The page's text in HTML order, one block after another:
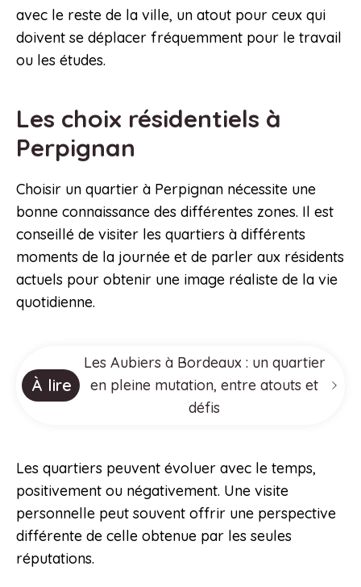
avec le reste de la ville, un atout pour ceux qui
doivent se déplacer fréquemment pour le travail
ou les études.
Les choix résidentiels à
Perpignan
Choisir un quartier à Perpignan nécessite une
bonne connaissance des différentes zones. Il est
conseillé de visiter les quartiers à différents
moments de la journée et de parler aux résidents
actuels pour obtenir une image réaliste de la vie
quotidienne.
À lire
Les Aubiers à Bordeaux : un quartier
en pleine mutation, entre atouts et
défis
Les quartiers peuvent évoluer avec le temps,
positivement ou négativement. Une visite
personnelle peut souvent offrir une perspective
différente de celle obtenue par les seules
réputations.